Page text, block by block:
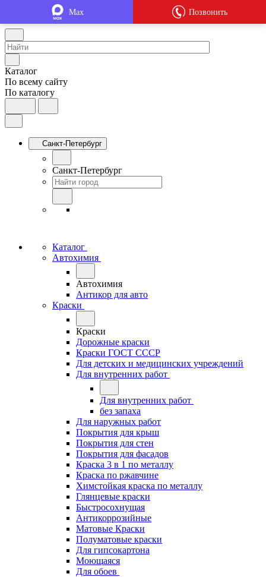
Каталог
По всему сайту
По каталогу
Санкт-Петербург
Санкт-Петербург
Каталог
Автохимия
Автохимия
Антикор для авто
Краски
Краски
Дорожные краски
Краски ГОСТ СССР
Для детских и медицинских учреждений
Для внутренних работ
Для внутренних работ
без запаха
Для наружных работ
Покрытия для крыш
Покрытия для стен
Покрытия для фасадов
Краска 3 в 1 по металлу
Краска по ржавчине
Химстойкая краска по металлу
Глянцевые краски
Быстросохнущая
Антикоррозийные
Матовые Краски
Полуматовые краски
Для гипсокартона
Моющаяся
Для обоев
Max Позвонить